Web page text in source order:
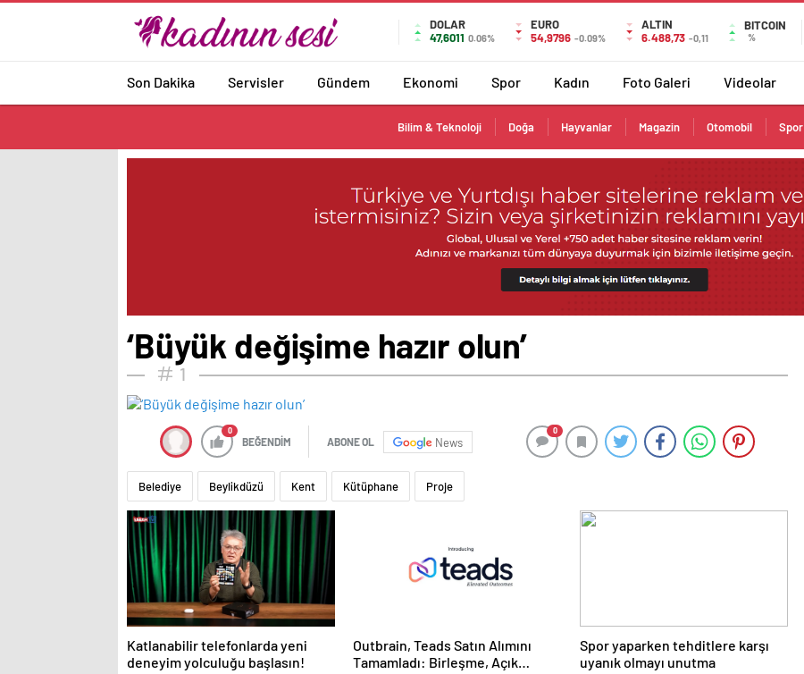
DOLAR
47,6011 0.06%
EURO
54,9796 -0.09%
ALTIN
6.488,73 -0,11
BITCOIN
%
Son Dakika Servisler Gündem Ekonomi Spor Kadın Foto Galeri Videolar
Bilim & Teknoloji Doğa Hayvanlar Magazin Otomobil Spor
‘Büyük değişime hazır olun’
1
0
BEĞENDİM ABONE OL News
0
Belediye Beylikdüzü Kent Kütüphane Proje
Katlanabilir telefonlarda yeni
deneyim yolculuğu başlasın!
Outbrain, Teads Satın Alımını
Tamamladı: Birleşme, Açık
Spor yaparken tehditlere karşı
uyanık olmayı unutma